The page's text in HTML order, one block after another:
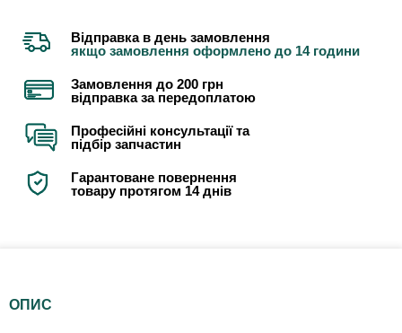
Відправка в день замовлення
якщо замовлення оформлено до 14 години
Замовлення до 200 грн
відправка за передоплатою
Професійні консультації та
підбір запчастин
Гарантоване повернення
товару протягом 14 днів
ОПИС